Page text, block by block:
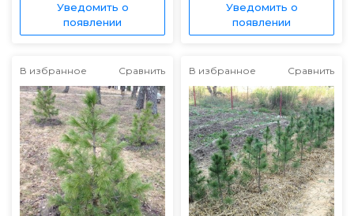
Уведомить о
появлении
Уведомить о
появлении
В избранное Сравнить В избранное Сравнить